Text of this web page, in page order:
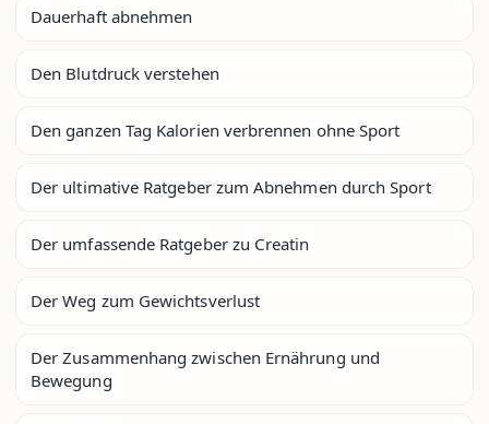
Dauerhaft abnehmen
Den Blutdruck verstehen
Den ganzen Tag Kalorien verbrennen ohne Sport
Der ultimative Ratgeber zum Abnehmen durch Sport
Der umfassende Ratgeber zu Creatin
Der Weg zum Gewichtsverlust
Der Zusammenhang zwischen Ernährung und
Bewegung